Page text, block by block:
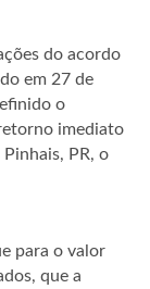
do acordo
em 27 de
o
imediato
PR, o
para o valor
que a